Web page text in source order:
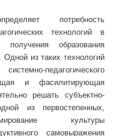
потребность
технологий в
образования
из таких технологий
педагогического
и фасилитирующая
решать субъектно-
из первостепенных,
культуры
самовыражения